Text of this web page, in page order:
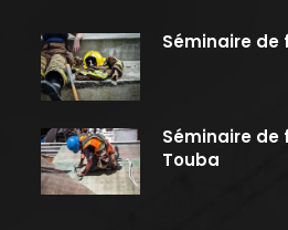
Séminaire de
Séminaire de
Touba